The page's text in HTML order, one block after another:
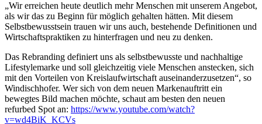
„Wir erreichen heute deutlich mehr Menschen mit unserem Angebot,
als wir das zu Beginn für möglich gehalten hätten. Mit diesem
Selbstbewusstsein trauen wir uns auch, bestehende Definitionen und
Wirtschaftspraktiken zu hinterfragen und neu zu denken.
Das Rebranding definiert uns als selbstbewusste und nachhaltige
Lifestylemarke und soll gleichzeitig viele Menschen anstecken, sich
mit den Vorteilen von Kreislaufwirtschaft auseinanderzusetzen“, so
Windischhofer. Wer sich von dem neuen Markenauftritt ein
bewegtes Bild machen möchte, schaut am besten den neuen
refurbed Spot an: https://www.youtube.com/watch?
v=wd4BiK_KCVs